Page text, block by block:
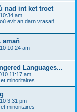
nad int ket troet
am
evit an darn vrasañ
amañ
10:24 am
Languages...
11:17 am
minoritaires
3:31 pm
minoritaires